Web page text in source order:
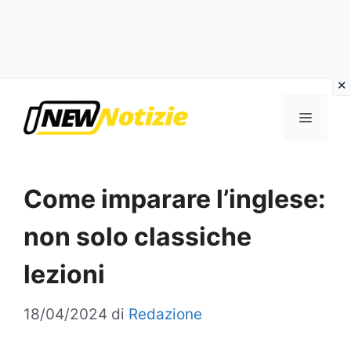
Menu
Come imparare l’inglese:
non solo classiche
lezioni
18/04/2024 di Redazione